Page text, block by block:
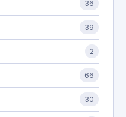
36
39
2
66
30